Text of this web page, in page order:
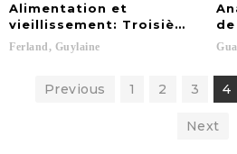
Alimentation et
vieillissement: Troisième
Ferland, Guylaine
Previous 1 2 3 4
Next